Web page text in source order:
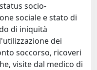
socio-
sociale e stato di
di iniquità
dei
soccorso, ricoveri
visite dal medico di